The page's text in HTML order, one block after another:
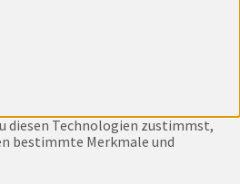
diesen Technologien zustimmst,
bestimmte Merkmale und